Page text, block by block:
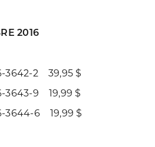
2016
3642-2 39,95 $
3643-9 19,99 $
3644-6 19,99 $